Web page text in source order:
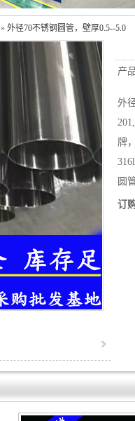
»外径70不锈钢圆管，壁厚0.5--5.0
产
外
牌
圆
订